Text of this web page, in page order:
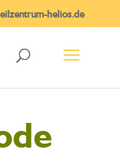
helios.de